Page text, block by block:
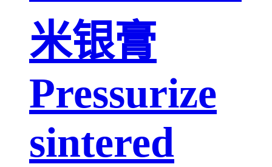
米银膏
Pressurize
sintered